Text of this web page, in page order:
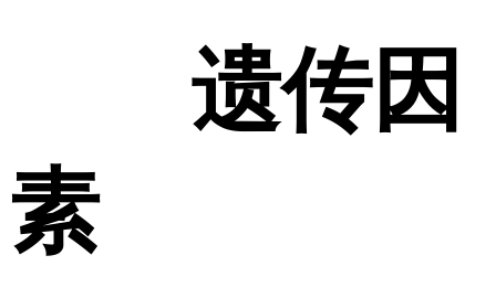
遗传因
素